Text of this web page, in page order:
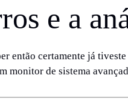
e a
então certamente já
monitor de sistema